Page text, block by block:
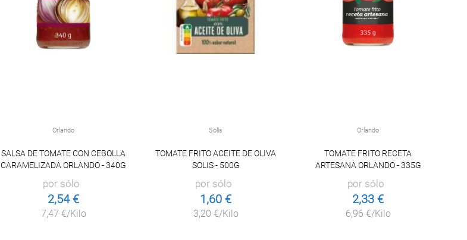
Orlando
SALSA DE TOMATE CON CEBOLLA
CARAMELIZADA ORLANDO - 340G
por sólo
2,54 €
7,47 €/Kilo
Solis
TOMATE FRITO ACEITE DE OLIVA
SOLIS - 500G
por sólo
1,60 €
3,20 €/Kilo
Orlando
TOMATE FRITO RECETA
ARTESANA ORLANDO - 335G
por sólo
2,33 €
6,96 €/Kilo